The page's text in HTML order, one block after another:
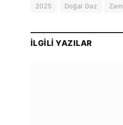
2025 Doğal Gaz Zam
İLGILI YAZILAR